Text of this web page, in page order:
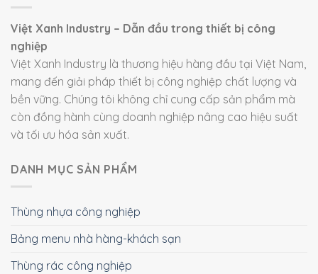
Việt Xanh Industry – Dẫn đầu trong thiết bị công
nghiệp
Việt Xanh Industry là thương hiệu hàng đầu tại Việt Nam,
mang đến giải pháp thiết bị công nghiệp chất lượng và
bền vững. Chúng tôi không chỉ cung cấp sản phẩm mà
còn đồng hành cùng doanh nghiệp nâng cao hiệu suất
và tối ưu hóa sản xuất.
DANH MỤC SẢN PHẨM
Thùng nhựa công nghiệp
Bảng menu nhà hàng-khách sạn
Thùng rác công nghiệp